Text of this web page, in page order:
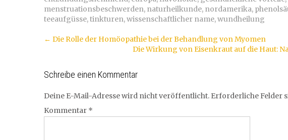
menstruationsbeschwerden, naturheilkunde, nordamerika,
teeaufgüsse,tinkturen,wissenschaftlicher name,wundheilung
Artikel-
← Die Rolle der Homöopathie bei der Behandlung von Myomen
Die Wirkung von Eisenkraut auf die Haut:
Schreibe einen Kommentar
Deine E-Mail-Adresse wird nicht veröffentlicht. Erforderliche Felder
Kommentar *